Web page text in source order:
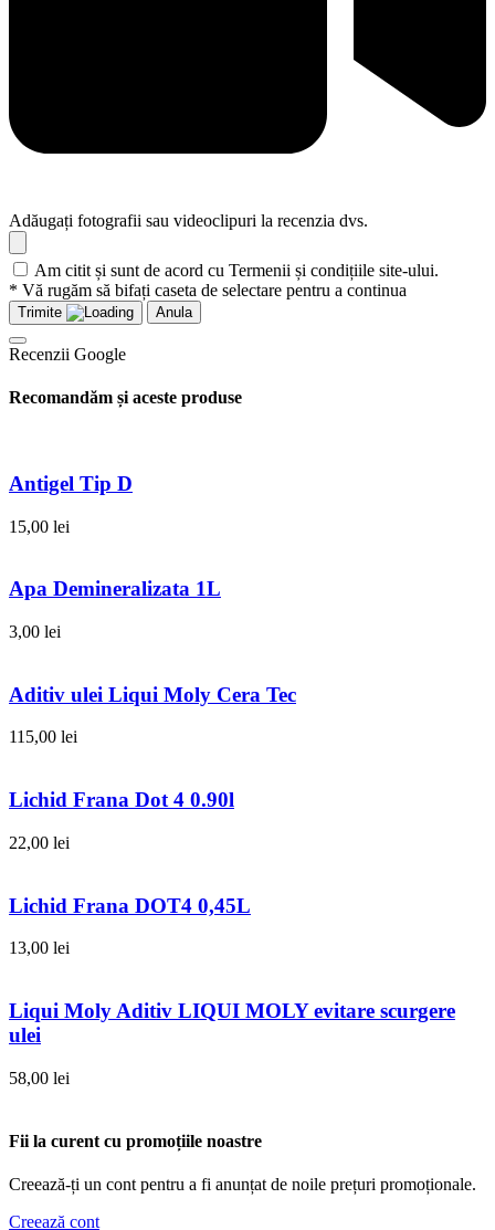
Adăugați fotografii sau videoclipuri la recenzia dvs.
Am citit și sunt de acord cu Termenii și condițiile site-ului.
* Vă rugăm să bifați caseta de selectare pentru a continua
Trimite Anula
Recenzii Google
Recomandăm și aceste produse
Antigel Tip D
15,00 lei
Apa Demineralizata 1L
3,00 lei
Aditiv ulei Liqui Moly Cera Tec
115,00 lei
Lichid Frana Dot 4 0.90l
22,00 lei
Lichid Frana DOT4 0,45L
13,00 lei
Liqui Moly Aditiv LIQUI MOLY evitare scurgere
ulei
58,00 lei
Fii la curent cu promoțiile noastre
Creează-ți un cont pentru a fi anunțat de noile prețuri promoționale.
Creează cont